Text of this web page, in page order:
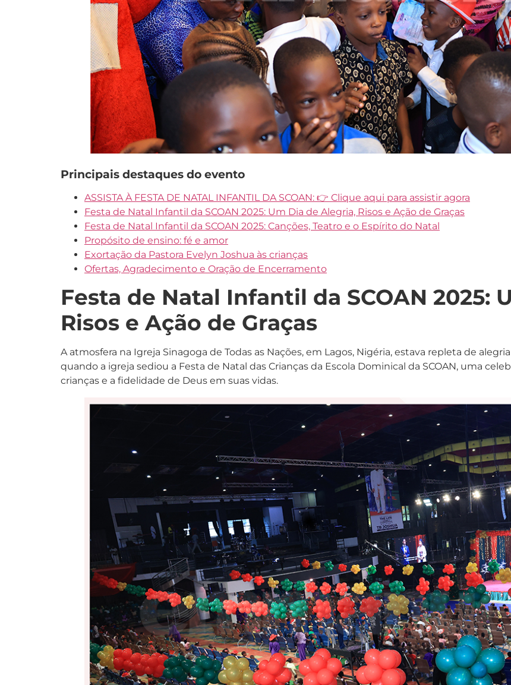
Principais destaques do evento
ASSISTA À FESTA DE NATAL INFANTIL DA SCOAN: 👉 Clique aqui para assistir agora
Festa de Natal Infantil da SCOAN 2025: Um Dia de Alegria, Risos e Ação de Graças
Festa de Natal Infantil da SCOAN 2025: Canções, Teatro e o Espírito do Natal
Propósito de ensino: fé e amor
Exortação da Pastora Evelyn Joshua às crianças
Ofertas, Agradecimento e Oração de Encerramento
Festa de Natal Infantil da SCOAN 2025:
Risos e Ação de Graças
A atmosfera na Igreja Sinagoga de Todas as Nações, em Lagos, Nigéria, estava repleta de
quando a igreja sediou a Festa de Natal das Crianças da Escola Dominical da SCOAN, uma
crianças e a fidelidade de Deus em suas vidas.